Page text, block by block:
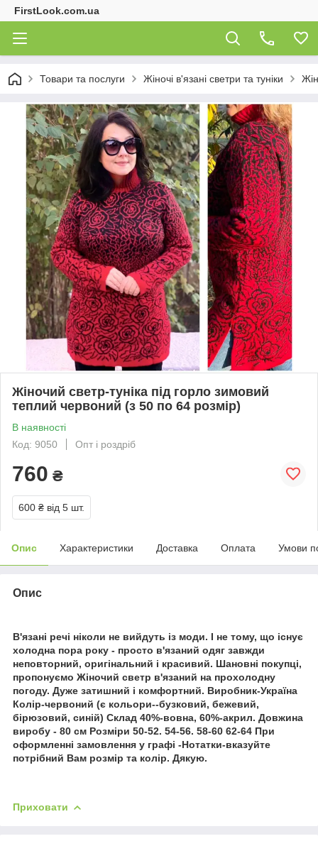
FirstLook.com.ua
Товари та послуги Жіночі в'язані светри та туніки
Жіночий светр-туніка під горло зимовий
теплий червоний (з 50 по 64 розмір)
В наявності
Код: 9050
Опт і роздріб
760 ₴
600 ₴ від 5 шт.
Опис Характеристики Доставка Оплата Умови
Опис
В'язані речі ніколи не вийдуть із моди. І не тому, що існує
холодна пора року - просто в'язаний одяг завжди
неповторний, оригінальний і красивий. Шановні покупці,
пропонуємо Жіночий светр в'язаний на прохолодну
погоду. Дуже затишний і комфортний. Виробник-Україна
Колір-червоний (є кольори--бузковий, бежевий,
бірюзовий, синій) Склад 40%-вовна, 60%-акрил. Довжина
виробу - 80 см Розміри 50-52. 54-56. 58-60 62-64 При
оформленні замовлення у графі -Нотатки-вказуйте
потрібний Вам розмір та колір. Дякую.
Приховати